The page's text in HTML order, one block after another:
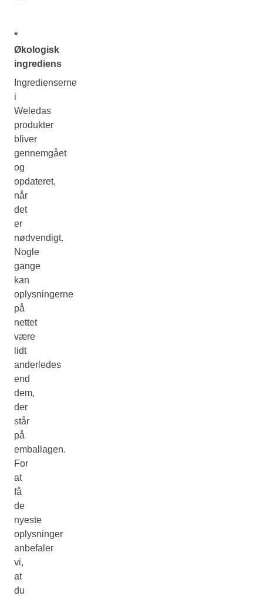
*
Økologisk
ingrediens
Ingredienserne
i
Weledas
produkter
bliver
gennemgået
og
opdateret,
når
det
er
nødvendigt.
Nogle
gange
kan
oplysningerne
på
nettet
være
lidt
anderledes
end
dem,
der
står
på
emballagen.
For
at
få
de
nyeste
oplysninger
anbefaler
vi,
at
du